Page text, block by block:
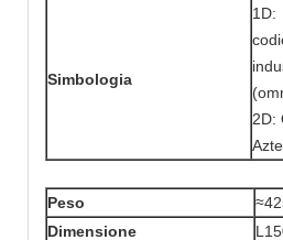
Simbologia
1D:
2D:
Peso
Dimensione